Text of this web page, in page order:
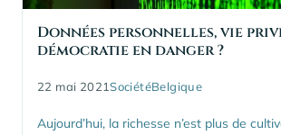
Données personnelles, vie
démocratie en danger ?
22 mai 2021SociétéBelgique
Aujourd’hui, la richesse n’est plus de